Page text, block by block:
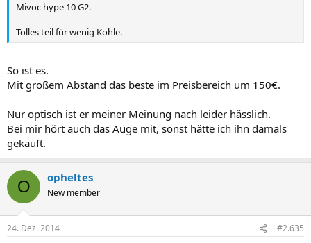
Mivoc hype 10 G2.
Tolles teil für wenig Kohle.
So ist es.
Mit großem Abstand das beste im Preisbereich um 150€.
Nur optisch ist er meiner Meinung nach leider hässlich.
Bei mir hört auch das Auge mit, sonst hätte ich ihn damals
gekauft.
O opheltes
New member
24. Dez. 2014 #2.635